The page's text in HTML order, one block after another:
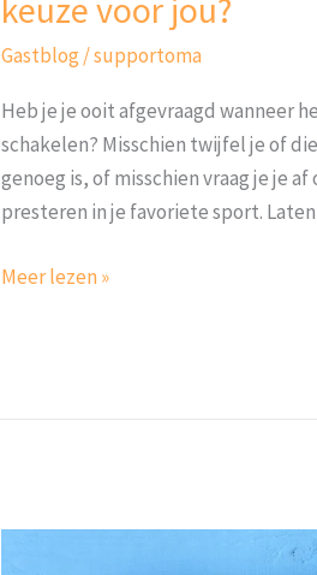
keuze voor jou?
Gastblog /supportoma
Heb je je ooit afgevraagd wanneer
schakelen? Misschien twijfel je of
genoeg is, of misschien vraag je je
presteren in je favoriete sport.
Meer lezen »